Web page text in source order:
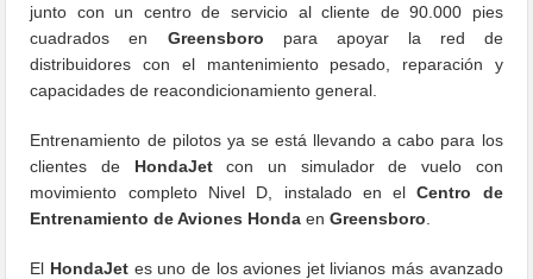
junto con un centro de servicio al cliente de 90.000 pies
cuadrados en Greensboro para apoyar la red de
distribuidores con el mantenimiento pesado, reparación y
capacidades de reacondicionamiento general.
Entrenamiento de pilotos ya se está llevando a cabo para los
clientes de HondaJetcon un simulador de vuelo con
movimiento completo Nivel D, instalado en elCentro de
Entrenamiento de Aviones Honda enGreensboro
El HondaJet es uno de los aviones jet livianos más avanzado